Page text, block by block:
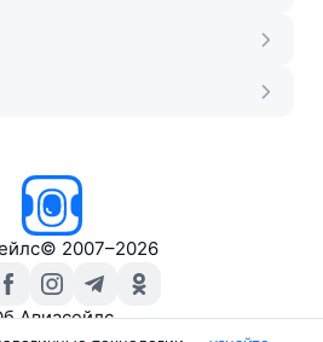
© 2007–2026
Авиасейлс